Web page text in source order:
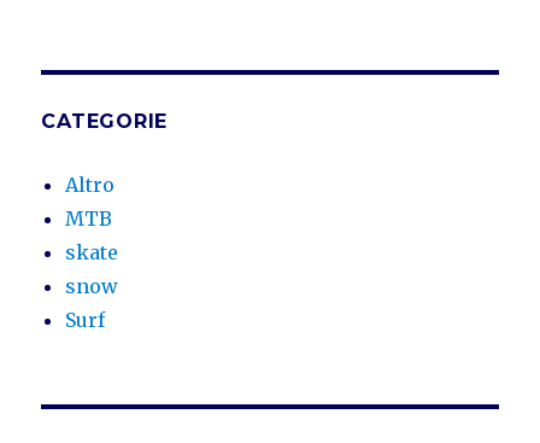
CATEGORIE
Altro
MTB
skate
snow
Surf